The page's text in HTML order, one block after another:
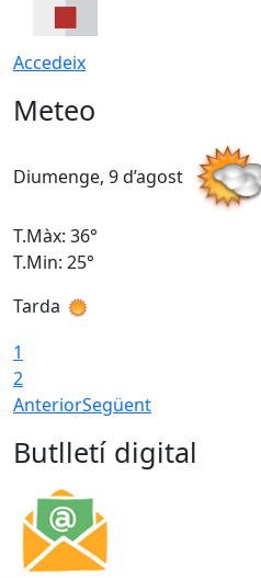
Accedeix
Meteo
Diumenge, 9 d’agost
T.Màx: 36°
T.Min: 25°
Tarda
1
2
AnteriorSegüent
Butlletí digital